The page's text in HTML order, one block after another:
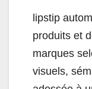
lipstip
produits et
marques
visuels,